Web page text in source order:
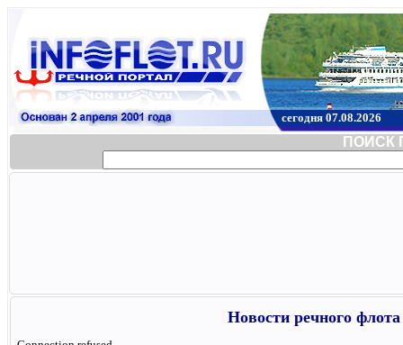
сегодня 07.08.2026
ПОИСК
Новости речного